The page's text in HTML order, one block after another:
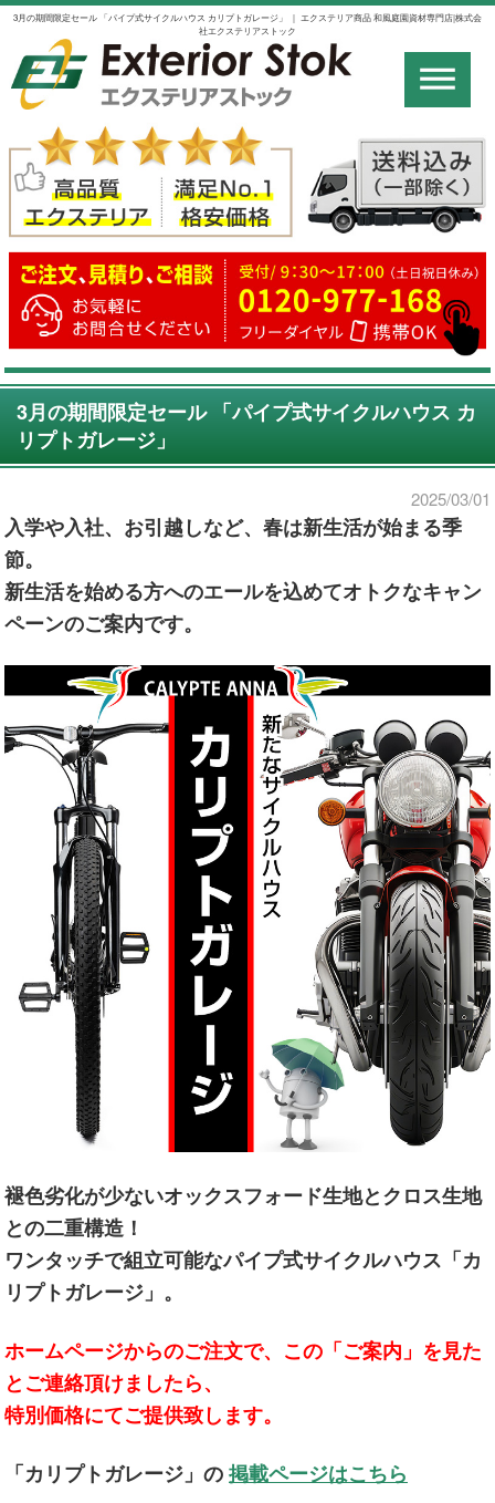
3月の期間限定セール 「パイプ式サイクルハウス カリプトガレージ」 ｜ エクステリア商品 和風庭園資材専門店|株式会
社エクステリアストック
3月の期間限定セール 「パイプ式サイクルハウス カ
リプトガレージ」
2025/03/01
入学や入社、お引越しなど、春は新生活が始まる季
節。
新生活を始める方へのエールを込めてオトクなキャン
ペーンのご案内です。
褪色劣化が少ないオックスフォード生地とクロス生地
との二重構造！
ワンタッチで組立可能なパイプ式サイクルハウス「カ
リプトガレージ」。
ホームページからのご注文で、この「ご案内」を見た
とご連絡頂けましたら、
特別価格にてご提供致します。
「カリプトガレージ」の掲載ページはこちら